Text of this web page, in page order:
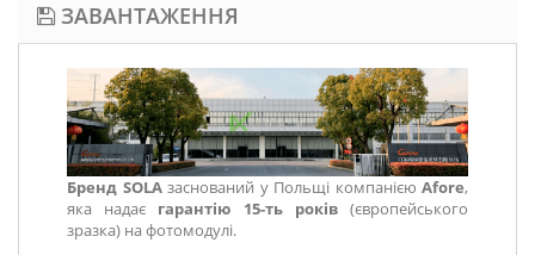
ЗАВАНТАЖЕННЯ
Бренд SOLAзаснований у Польщі компанією Afore,
яка надає гарантію 15-ть років(європейського
зразка) на фотомодулі.